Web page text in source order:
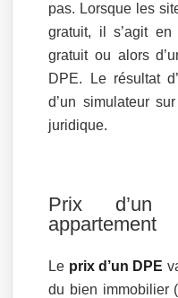
pas. Lorsque les
gratuit, il s’agit
gratuit ou alors
DPE. Le résultat
d’un simulateur
juridique.
Prix
appartement
Le prix d’un DPE
du bien immobilier